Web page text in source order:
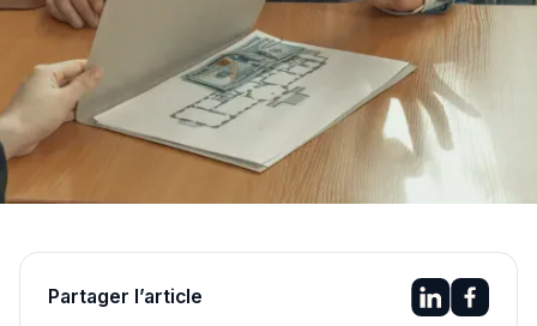
Partager l’article